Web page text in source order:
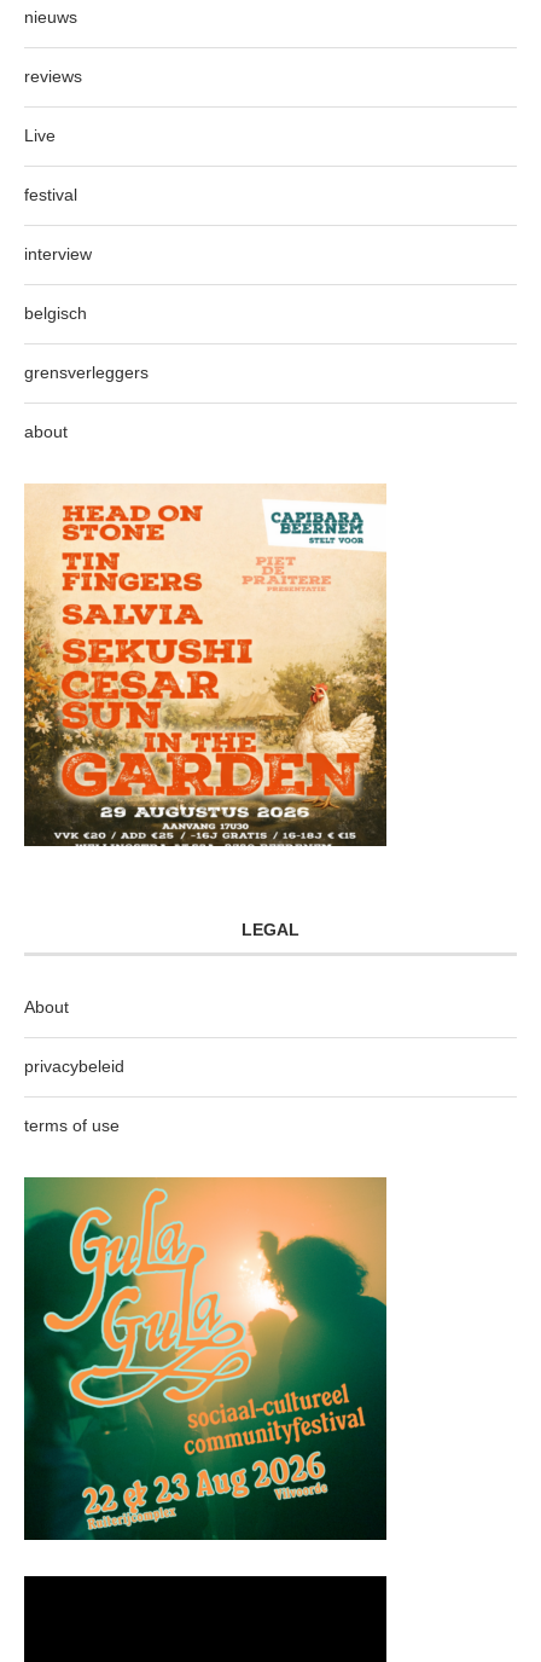
nieuws
reviews
Live
festival
interview
belgisch
grensverleggers
about
LEGAL
About
privacybeleid
terms of use